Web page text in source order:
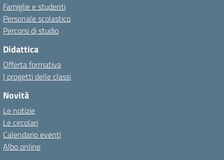
Famiglie e studenti
Personale scolastico
Percorsi di studio
Didattica
Offerta formativa
I progetti delle classi
Novità
Le notizie
Le circolari
Calendario eventi
Albo online